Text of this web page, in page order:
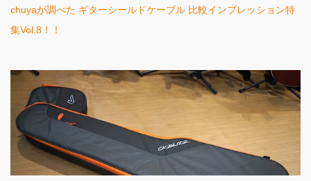
chuyaが調べた ギターシールドケーブル 比較インプレッション特
集Vol.8！！